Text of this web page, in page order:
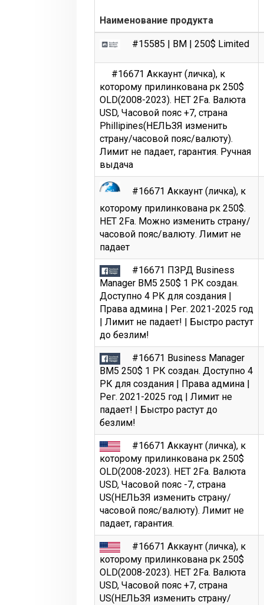
Наименование продукта
#15585 | BM | 250$ Limited
#16671 Аккаунт (личка), к
которому прилинкована рк 250$
OLD(2008-2023). НЕТ 2Fa. Валюта
USD, Часовой пояс +7, страна
Phillipines(НЕЛЬЗЯ изменить
страну/часовой пояс/валюту).
Лимит не падает, гарантия. Ручная
выдача
#16671 Аккаунт (личка), к
которому прилинкована рк 250$.
НЕТ 2Fa. Можно изменить страну/
часовой пояс/валюту. Лимит не
падает
#16671 ПЗРД Business
Manager BM5 250$ 1 РК создан.
Доступно 4 РК для создания |
Права админа | Рег. 2021-2025 год
| Лимит не падает! | Быстро растут
до безлим!
#16671 Business Manager
BM5 250$ 1 РК создан. Доступно 4
РК для создания | Права админа |
Рег. 2021-2025 год | Лимит не
падает! | Быстро растут до
безлим!
#16671 Аккаунт (личка), к
которому прилинкована рк 250$
OLD(2008-2023). НЕТ 2Fa. Валюта
USD, Часовой пояс -7, страна
US(НЕЛЬЗЯ изменить страну/
часовой пояс/валюту). Лимит не
падает, гарантия.
#16671 Аккаунт (личка), к
которому прилинкована рк 250$
OLD(2008-2023). НЕТ 2Fa. Валюта
USD, Часовой пояс +7, страна
US(НЕЛЬЗЯ изменить страну/